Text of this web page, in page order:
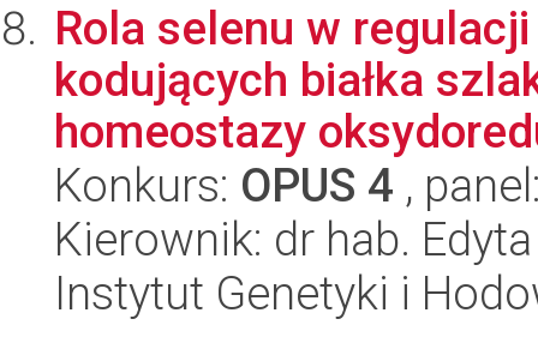
Rola selenu w
kodujących białka
homeostazy
Konkurs: OPUS 4 ,
Kierownik: dr hab.
Instytut Genetyki i